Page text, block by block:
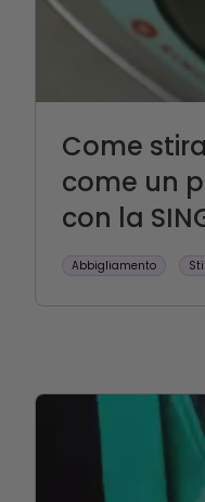
Come
come un
con la
Abbigliamento